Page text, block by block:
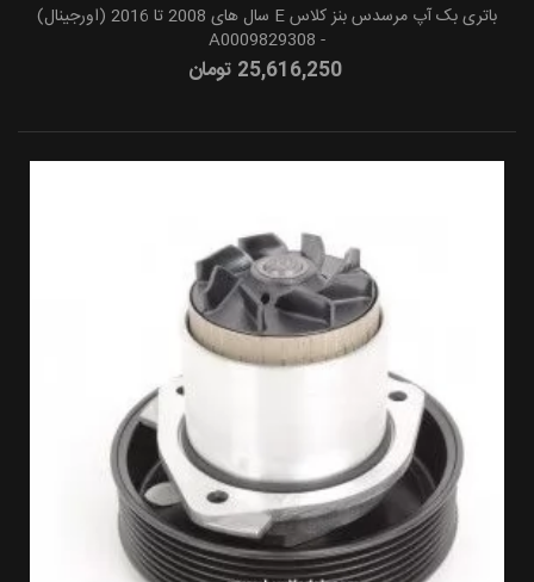
باتری بک آپ مرسدس بنز کلاس E سال های 2008 تا 2016 (اورجینال)
- A0009829308
25,616,250 تومان